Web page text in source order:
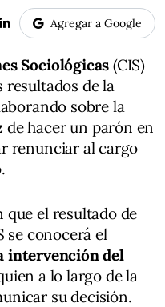
Agregar a Google
Sociológicas (CIS)
de la
sobre la
de hacer un parón en
renunciar al cargo
que el resultado de
se conocerá el
intervención del
a lo largo de la
su decisión.